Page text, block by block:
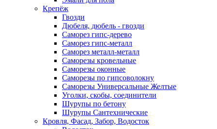
Крепёж
Гвозди
Дюбеля, дюбель - гвозди
Саморез гипс-дерево
Саморез гипс-металл
Саморез металл-металл
Саморезы кровельные
Саморезы оконные
Саморезы по гипсоволокну
Саморезы Универсальные Желтые
Уголки, скобы, соединители
Шурупы по бетону
Шурупы Сантехнические
Кровля, Фасад, Забор, Водосток